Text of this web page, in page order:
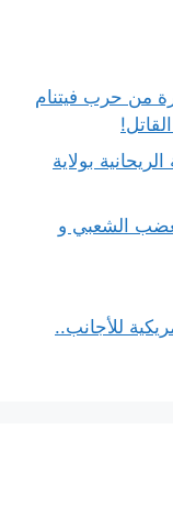
من حرب فيتنام
بولاية
الشعبي و
للأجانب..